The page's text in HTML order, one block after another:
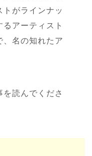
トがラインナッ
アーティスト
、名の知れたア
読んでくださ